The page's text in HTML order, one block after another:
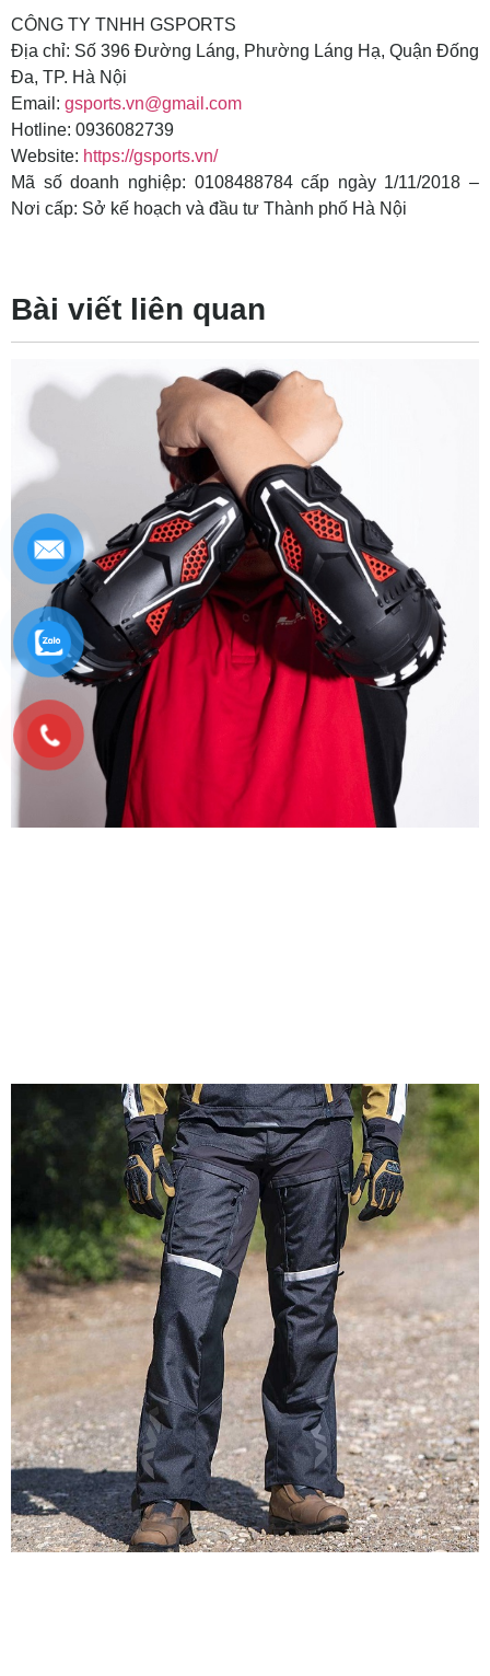
CÔNG TY TNHH GSPORTS
Địa chỉ: Số 396 Đường Láng, Phường Láng Hạ, Quận Đống
Đa, TP. Hà Nội
Email: gsports.vn@gmail.com
Hotline: 0936082739
Website: https://gsports.vn/
Mã số doanh nghiệp: 0108488784 cấp ngày 1/11/2018 –
Nơi cấp: Sở kế hoạch và đầu tư Thành phố Hà Nội
Bài viết liên quan